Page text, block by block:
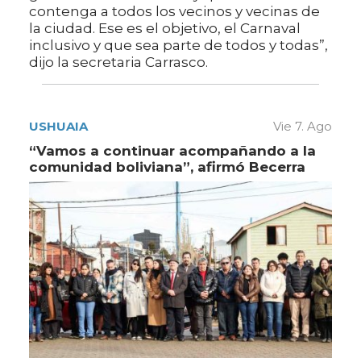
contenga a todos los vecinos y vecinas de
la ciudad. Ese es el objetivo, el Carnaval
inclusivo y que sea parte de todos y todas”,
dijo la secretaria Carrasco.
USHUAIA Vie 7. Ago
“Vamos a continuar acompañando a la
comunidad boliviana”, afirmó Becerra